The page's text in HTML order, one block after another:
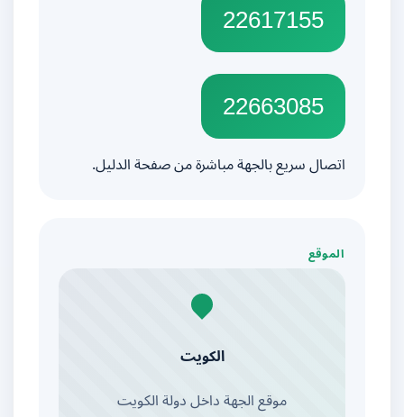
22617155
22663085
اتصال سريع بالجهة مباشرة من صفحة الدليل.
الموقع
الكويت
موقع الجهة داخل دولة الكويت